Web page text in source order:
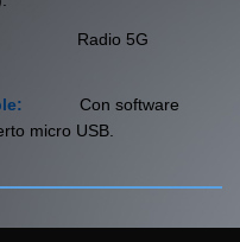
5G
Con software
micro USB.